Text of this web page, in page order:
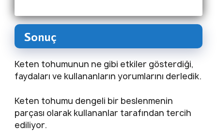
Sonuç
Keten tohumunun ne gibi etkiler gösterdiği,
faydaları ve kullananların yorumlarını derledik.
Keten tohumu dengeli bir beslenmenin
parçası olarak kullananlar tarafından tercih
ediliyor.